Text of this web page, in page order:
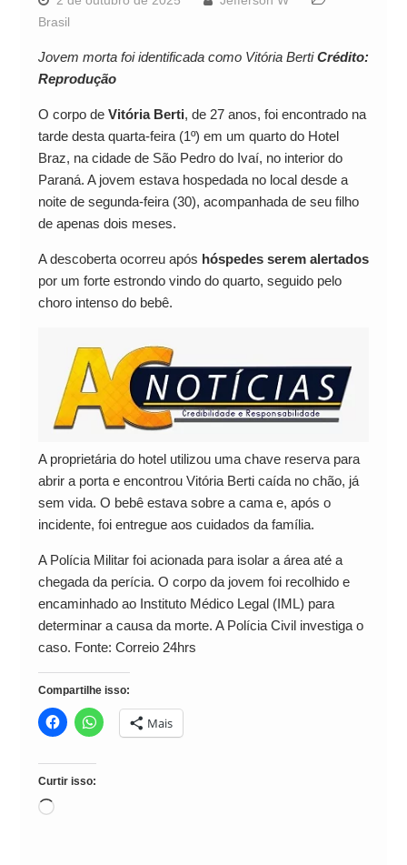
Brasil
Jovem morta foi identificada como Vitória BertiCrédito:
Reprodução
O corpo de Vitória Berti, de 27 anos, foi encontrado na
tarde desta quarta-feira (1º) em um quarto do Hotel
Braz, na cidade de São Pedro do Ivaí, no interior do
Paraná. A jovem estava hospedada no local desde a
noite de segunda-feira (30), acompanhada de seu filho
de apenas dois meses.
A descoberta ocorreu após hóspedes serem alertados
por um forte estrondo vindo do quarto, seguido pelo
choro intenso do bebê.
A proprietária do hotel utilizou uma chave reserva para
abrir a porta e encontrou Vitória Berti caída no chão, já
sem vida. O bebê estava sobre a cama e, após o
incidente, foi entregue aos cuidados da família.
A Polícia Militar foi acionada para isolar a área até a
chegada da perícia. O corpo da jovem foi recolhido e
encaminhado ao Instituto Médico Legal (IML) para
determinar a causa da morte. A Polícia Civil investiga o
caso. Fonte: Correio 24hrs
Compartilhe isso:
Mais
Curtir isso:
Carregando...